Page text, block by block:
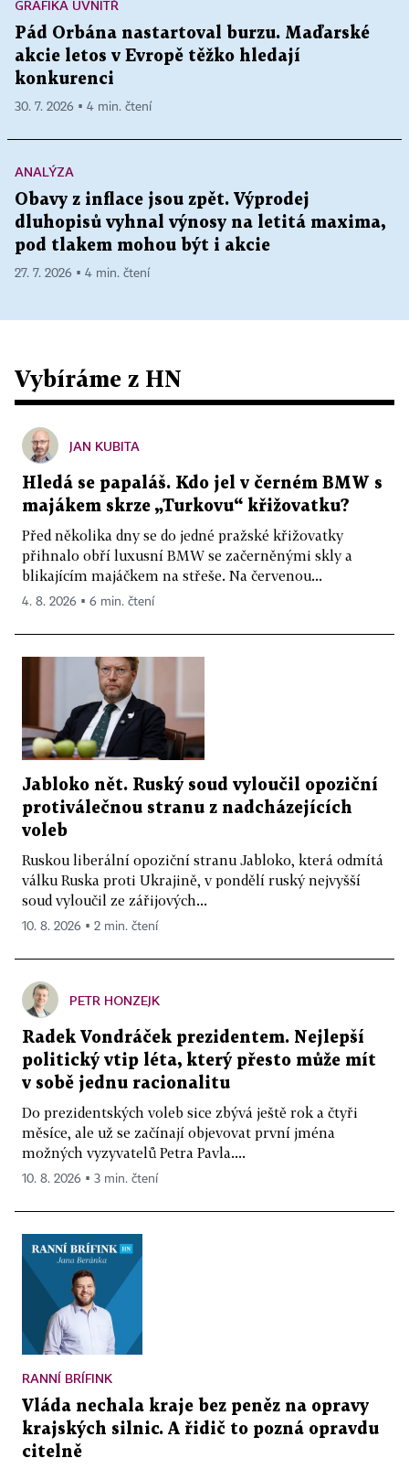
GRAFIKA UVNITŘ
Pád Orbána nastartoval burzu. Maďarské
akcie letos v Evropě těžko hledají
konkurenci
30. 7. 2026 ▪ 4 min. čtení
ANALÝZA
Obavy z inflace jsou zpět. Výprodej
dluhopisů vyhnal výnosy na letitá maxima,
pod tlakem mohou být i akcie
27. 7. 2026 ▪ 4 min. čtení
Vybíráme z HN
JAN KUBITA
Hledá se papaláš. Kdo jel v černém BMW s
majákem skrze „Turkovu“ křižovatku?
Před několika dny se do jedné pražské křižovatky
přihnalo obří luxusní BMW se začerněnými skly a
blikajícím majáčkem na střeše. Na červenou...
4. 8. 2026 ▪ 6 min. čtení
Jabloko nět. Ruský soud vyloučil opoziční
protiválečnou stranu z nadcházejících
voleb
Ruskou liberální opoziční stranu Jabloko, která odmítá
válku Ruska proti Ukrajině, v pondělí ruský nejvyšší
soud vyloučil ze zářijových...
10. 8. 2026 ▪ 2 min. čtení
PETR HONZEJK
Radek Vondráček prezidentem. Nejlepší
politický vtip léta, který přesto může mít
v sobě jednu racionalitu
Do prezidentských voleb sice zbývá ještě rok a čtyři
měsíce, ale už se začínají objevovat první jména
možných vyzyvatelů Petra Pavla....
10. 8. 2026 ▪ 3 min. čtení
RANNÍ BRÍFINK
Vláda nechala kraje bez peněz na opravy
krajských silnic. A řidič to pozná opravdu
citelně